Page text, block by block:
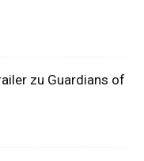
zu Guardians of